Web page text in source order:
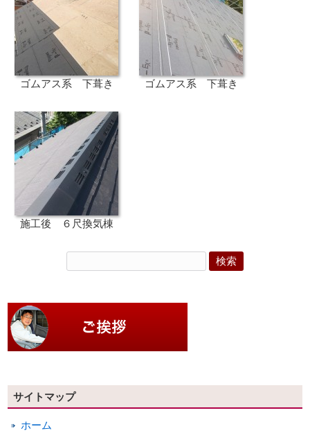
ゴムアス系 下葺き ゴムアス系 下葺き
施工後 ６尺換気棟
サイトマップ
ホーム